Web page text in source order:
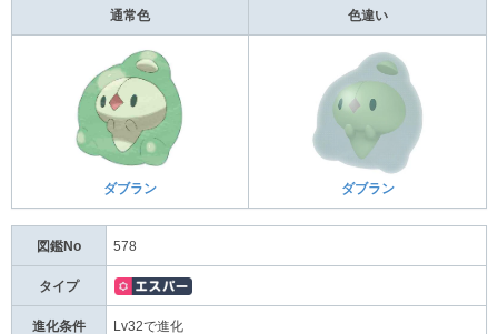
通常色 色違い
ダブラン ダブラン
図鑑No 578
タイプ
進化条件 Lv32で進化